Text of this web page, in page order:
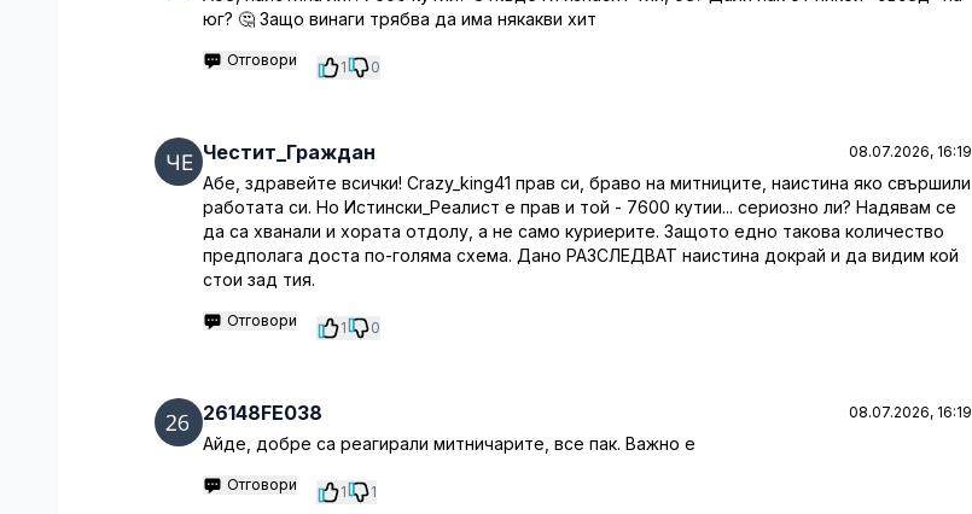
юг? 🤔 Защо винаги трябва да има някакви хит
Отговори 1 0
Честит_Граждан 08.07.2026, 16:19
Абе, здравейте всички! Crazy_king41 прав си, браво на митниците, наистина яко свършили
работата си. Но Истински_Реалист е прав и той - 7600 кутии... сериозно ли? Надявам се
да са хванали и хората отдолу, а не само куриерите. Защото едно такова количество
предполага доста по-голяма схема. Дано РАЗСЛЕДВАТ наистина докрай и да видим кой
стои зад тия.
Отговори 1 0
26148FE038 08.07.2026, 16:19
Айде, добре са реагирали митничарите, все пак. Важно е
Отговори 1 1